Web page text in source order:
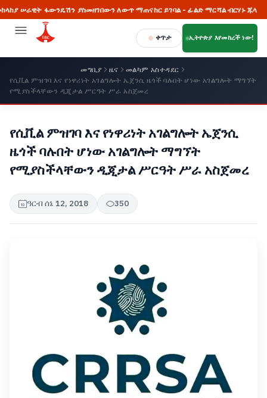
ፋውንዴሽን ያስመዘገበውን ለውጥ ማጠናከር ይገባል - ፊልድ ማርሻል ብርሃኑ ጁላ 🔥
ቀጥታ ኢትዮጵያ እየመከረች ነው!
መግቢያ ዜና
መልካም አስተዳደር
የሲቪል ምዝገባ እና የነዋሪነት አገልግሎት ኤጀንሲ ዜጎች ባሉበት ሆነው አገልግሎት ማግኘት
የሚያስችላቸውን ዲጂታል ሥርዓት ሥራ አስጀመረ
የሲቪል ምዝገባ እና የነዋሪነት አገልግሎት ኤጀንሲ
ዜጎች ባሉበት ሆነው አገልግሎት ማግኘት
የሚያስችላቸውን ዲጂታል ሥርዓት ሥራ አስጀመረ
ዓርብ ሰኔ 12, 2018 350